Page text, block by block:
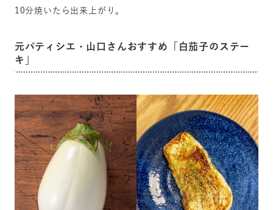
10分焼いたら出来上がり。
元パティシエ・山口さんおすすめ「白茄子のステー
キ」